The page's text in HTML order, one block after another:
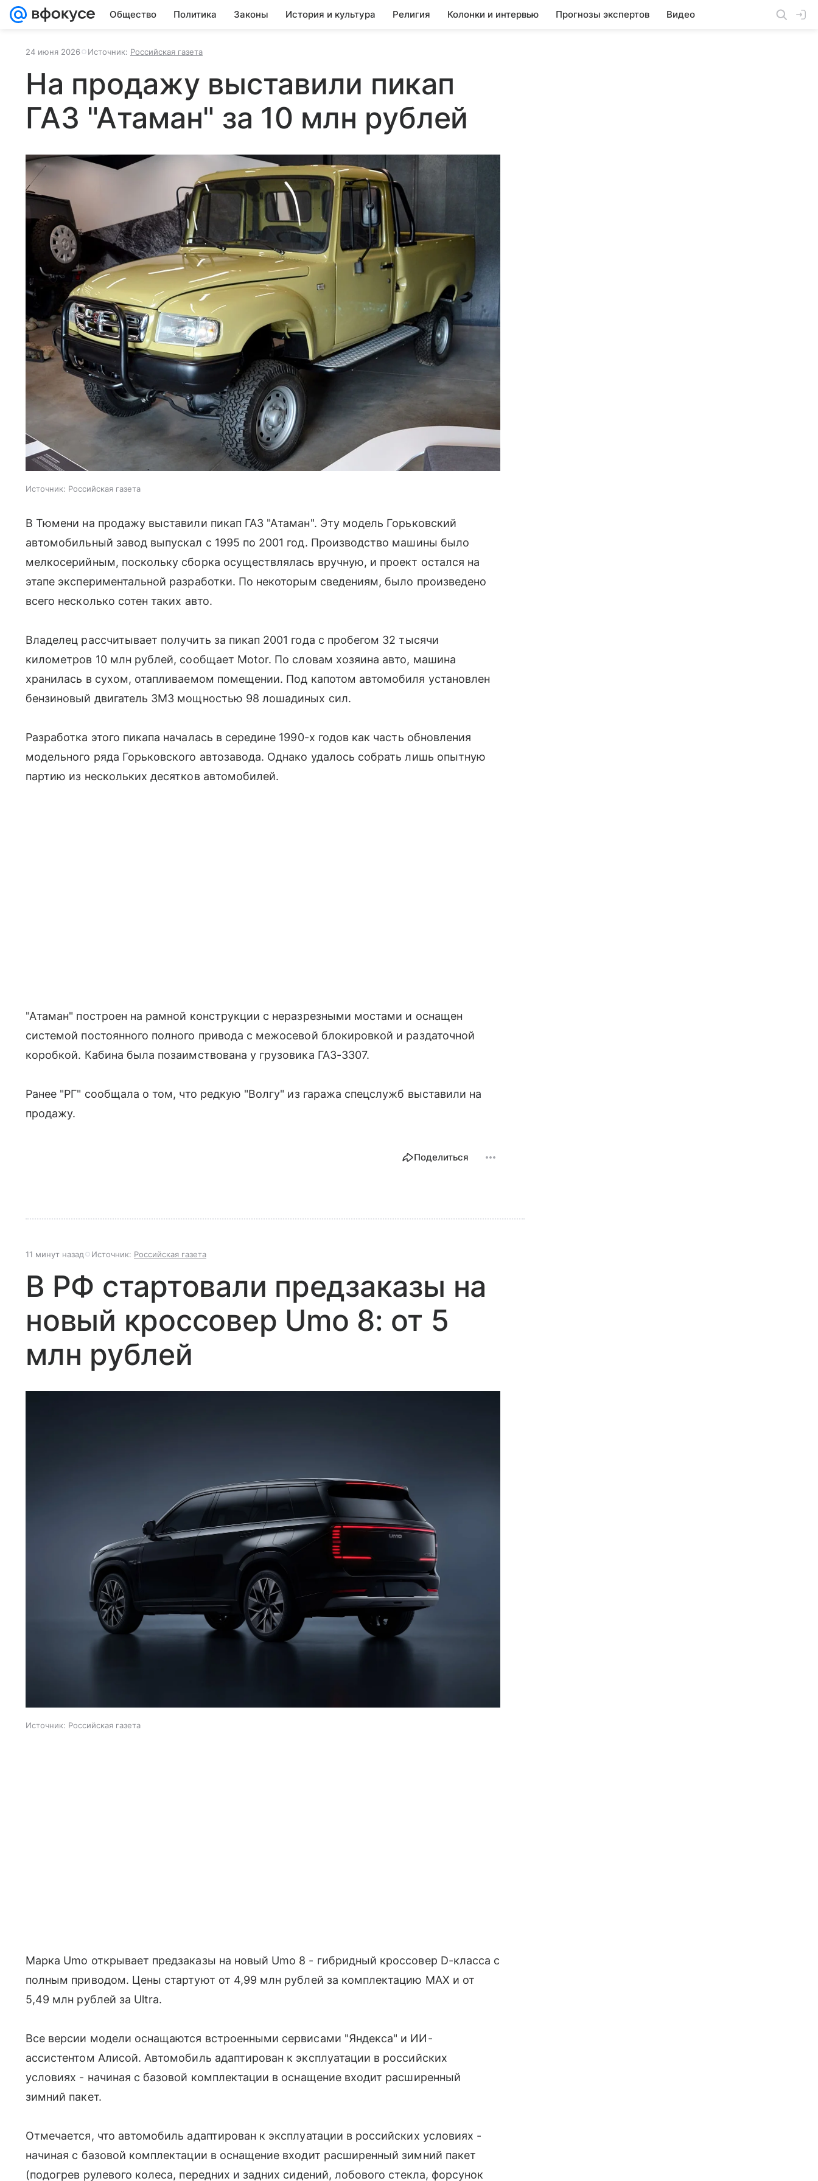
Общество Политика Законы История и культура Религия Колонки и интервью Прогнозы экспертов Видео
24 июня 2026 Источник: Российская газета
На продажу выставили пикап
ГАЗ "Атаман" за 10 млн рублей
Источник: Российская газета
В Тюмени на продажу выставили пикап ГАЗ "Атаман". Эту модель Горьковский
автомобильный завод выпускал с 1995 по 2001 год. Производство машины было
мелкосерийным, поскольку сборка осуществлялась вручную, и проект остался на
этапе экспериментальной разработки. По некоторым сведениям, было произведено
всего несколько сотен таких авто.
Владелец рассчитывает получить за пикап 2001 года с пробегом 32 тысячи
километров 10 млн рублей, сообщает Motor. По словам хозяина авто, машина
хранилась в сухом, отапливаемом помещении. Под капотом автомобиля установлен
бензиновый двигатель ЗМЗ мощностью 98 лошадиных сил.
Разработка этого пикапа началась в середине 1990-х годов как часть обновления
модельного ряда Горьковского автозавода. Однако удалось собрать лишь опытную
партию из нескольких десятков автомобилей.
"Атаман" построен на рамной конструкции с неразрезными мостами и оснащен
системой постоянного полного привода с межосевой блокировкой и раздаточной
коробкой. Кабина была позаимствована у грузовика ГАЗ-3307.
Ранее "РГ" сообщала о том, что редкую "Волгу" из гаража спецслужб выставили на
продажу.
Поделиться
11 минут назад Источник: Российская газета
В РФ стартовали предзаказы на
новый кроссовер Umo 8: от 5
млн рублей
Источник: Российская газета
Марка Umo открывает предзаказы на новый Umo 8 - гибридный кроссовер D-класса с
полным приводом. Цены стартуют от 4,99 млн рублей за комплектацию MAX и от
5,49 млн рублей за Ultra.
Все версии модели оснащаются встроенными сервисами "Яндекса" и ИИ-
ассистентом Алисой. Автомобиль адаптирован к эксплуатации в российских
условиях - начиная с базовой комплектации в оснащение входит расширенный
зимний пакет.
Отмечается, что автомобиль адаптирован к эксплуатации в российских условиях -
начиная с базовой комплектации в оснащение входит расширенный зимний пакет
(подогрев рулевого колеса, передних и задних сидений, лобового стекла, форсунок